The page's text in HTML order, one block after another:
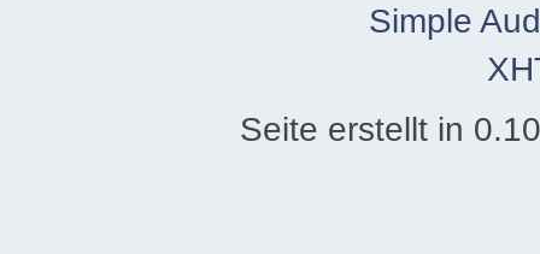
Simple
Seite erstellt in